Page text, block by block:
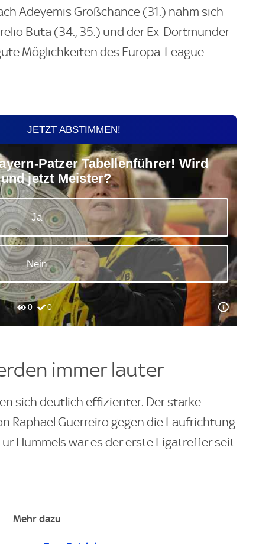
Adeyemis Großchance (31.) nahm sich
Buta (34., 35.) und der Ex-Dortmunder
Möglichkeiten des Europa-League-
immer lauter
sich deutlich effizienter. Der starke
Raphael Guerreiro gegen die Laufrichtung
Hummels war es der erste Ligatreffer seit
Mehr dazu